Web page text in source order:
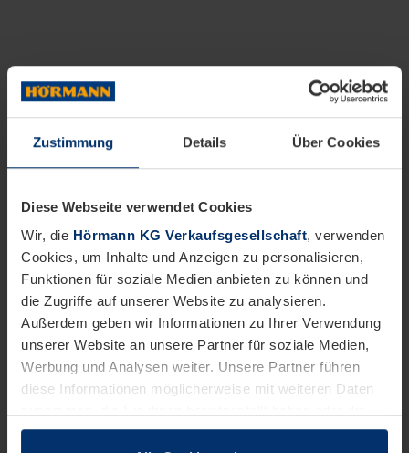
Zustimmung Details Über Cookies
Diese Webseite verwendet Cookies
Wir, die Hörmann KG Verkaufsgesellschaft, verwenden
Cookies, um Inhalte und Anzeigen zu personalisieren,
Funktionen für soziale Medien anbieten zu können und
die Zugriffe auf unserer Website zu analysieren.
Außerdem geben wir Informationen zu Ihrer Verwendung
unserer Website an unsere Partner für soziale Medien,
Werbung und Analysen weiter. Unsere Partner führen
diese Informationen möglicherweise mit weiteren Daten
sie im Rahmen Ihrer Nutzung der Dienste gesammelt